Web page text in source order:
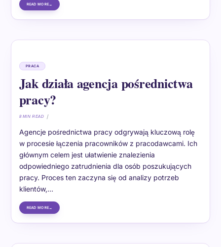
READ MORE
PRACA
Jak działa agencja pośrednictwa
pracy?
8 MIN READ
Agencje pośrednictwa pracy odgrywają kluczową rolę
w procesie łączenia pracowników z pracodawcami. Ich
głównym celem jest ułatwienie znalezienia
odpowiedniego zatrudnienia dla osób poszukujących
pracy. Proces ten zaczyna się od analizy potrzeb
klientów,…
READ MORE